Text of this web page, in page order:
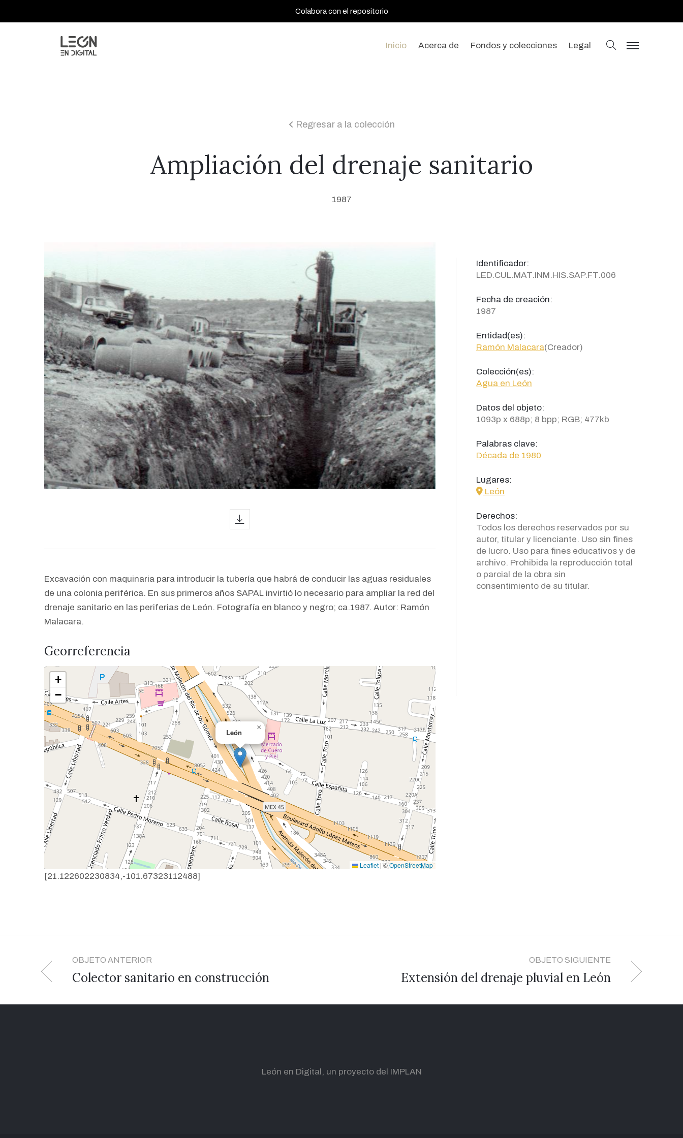
Colabora con el repositorio
Inicio Acerca de Fondos y colecciones Legal buscar
menu
icon
Regresar a la colección
Ampliación del drenaje sanitario
1987
Excavación con maquinaria para introducir la tubería que habrá de conducir las aguas residuales
de una colonia periférica. En sus primeros años SAPAL invirtió lo necesario para ampliar la red del
drenaje sanitario en las periferias de León. Fotografía en blanco y negro; ca.1987. Autor: Ramón
Malacara.
Georreferencia
León
×
+
−
Leaflet | ©OpenStreetMap
[21.122602230834,-101.67323112488]
Identificador:
LED.CUL.MAT.INM.HIS.SAP.FT.006
Fecha de creación:
1987
Entidad(es):
Ramón Malacara(Creador)
Colección(es):
Agua en León
Datos del objeto:
1093p x 688p; 8 bpp; RGB; 477kb
Palabras clave:
Década de 1980
Lugares:
icon
León
Derechos:
Todos los derechos reservados por su
autor, titular y licenciante. Uso sin fines
de lucro. Uso para fines educativos y de
archivo. Prohibida la reproducción total
o parcial de la obra sin
consentimiento de su titular.
OBJETO ANTERIOR
Colector sanitario en construcción
OBJETO SIGUIENTE
Extensión del drenaje pluvial en León
León en Digital, un proyecto del IMPLAN